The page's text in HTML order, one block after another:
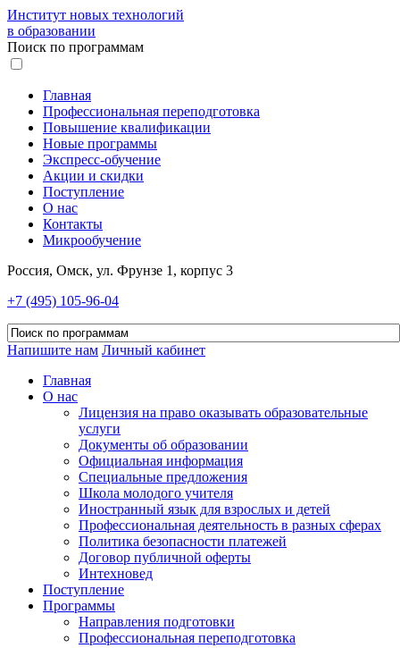
Институт новых технологий
в образовании
Поиск по программам
Главная
Профессиональная переподготовка
Повышение квалификации
Новые программы
Экспресс-обучение
Акции и скидки
Поступление
О нас
Контакты
Микрообучение
Россия, Омск, ул. Фрунзе 1, корпус 3
+7 (495) 105-96-04
Напишите нам Личный кабинет
Главная
О нас
Лицензия на право оказывать образовательные
услуги
Документы об образовании
Официальная информация
Специальные предложения
Школа молодого учителя
Иностранный язык для взрослых и детей
Профессиональная деятельность в разных сферах
Политика безопасности платежей
Договор публичной оферты
Интехновед
Поступление
Программы
Направления подготовки
Профессиональная переподготовка